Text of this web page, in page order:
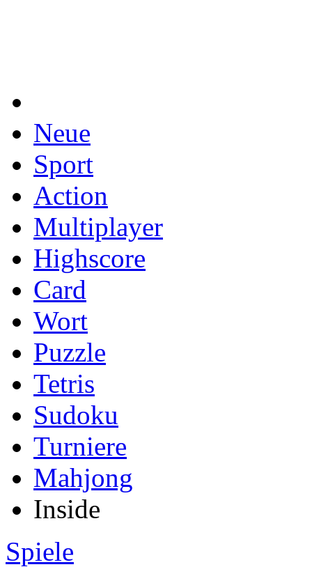
Neue
Sport
Action
Multiplayer
Highscore
Card
Wort
Puzzle
Tetris
Sudoku
Turniere
Mahjong
Inside
Spiele